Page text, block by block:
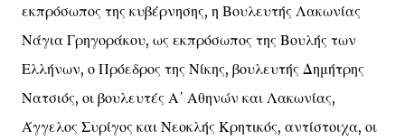
εκπρόσωπος της κυβέρνησης, η Βουλευτής Λακωνίας
Νάγια Γρηγοράκου, ως εκπρόσωπος της Βουλής των
Ελλήνων, ο Πρόεδρος της Νίκης, βουλευτής Δημήτρης
Νατσιός, οι βουλευτές Α΄ Αθηνών και Λακωνίας,
Άγγελος Συρίγος και Νεοκλής Κρητικός, αντίστοιχα, οι